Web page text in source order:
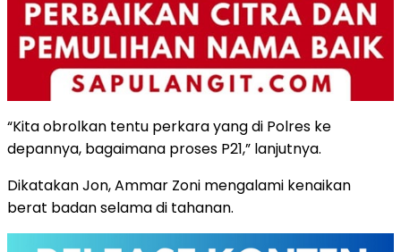
“Kita obrolkan tentu perkara yang di Polres ke
depannya, bagaimana proses P21,” lanjutnya.
Dikatakan Jon, Ammar Zoni mengalami kenaikan
berat badan selama di tahanan.